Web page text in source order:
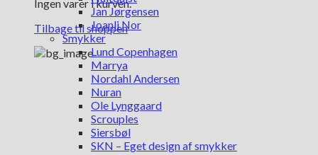
Ingen varer i kurven.
Tilbage til shoppen
Jan Jørgensen
Joanli Nor
Smykker
Lund Copenhagen
Marrya
Nordahl Andersen
Nuran
Ole Lynggaard
Scrouples
Siersbøl
SKN – Eget design af smykker